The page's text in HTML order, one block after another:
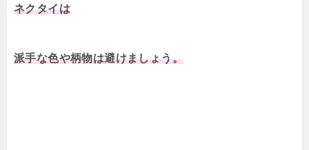
ネクタイは
派手な色や柄物は避けましょう。